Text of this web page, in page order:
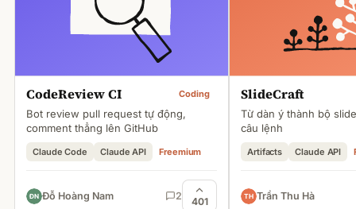
CodeReview CI Coding
Bot review pull request tự động,
comment thẳng lên GitHub
Claude Code Claude API Freemium
Đỗ Hoàng Nam 2 401
SlideCraft
Từ dàn ý thành bộ
câu lệnh
Artifacts Claude API
Trần Thu Hà